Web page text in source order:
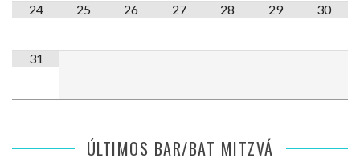
24 25 26 27 28 29 30
31
ÚLTIMOS BAR/BAT MITZVÁ